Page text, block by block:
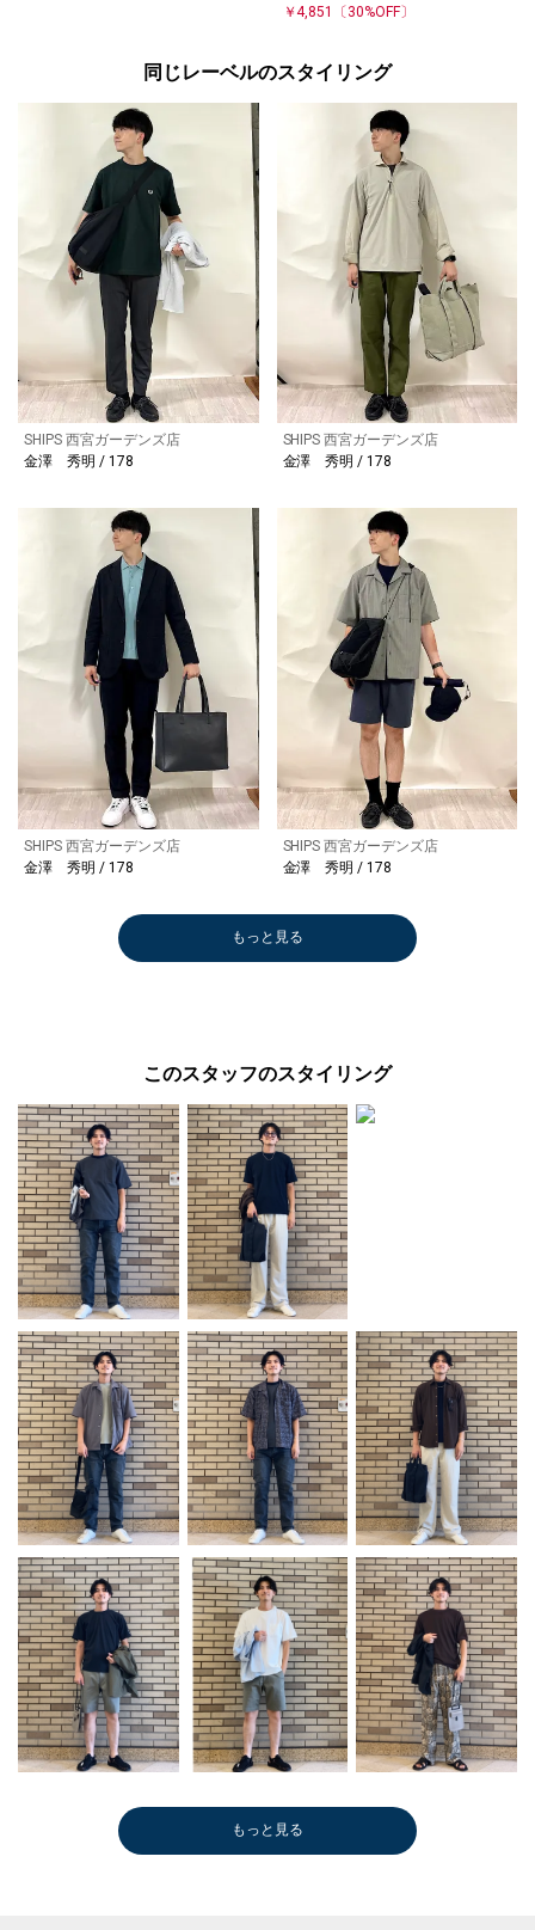
￥4,851 〔30%OFF〕
同じレーベルのスタイリング
SHIPS 西宮ガーデンズ店
金澤 秀明 / 178
SHIPS 西宮ガーデンズ店
金澤 秀明 / 178
SHIPS 西宮ガーデンズ店
金澤 秀明 / 178
SHIPS 西宮ガーデンズ店
金澤 秀明 / 178
もっと見る
このスタッフのスタイリング
もっと見る